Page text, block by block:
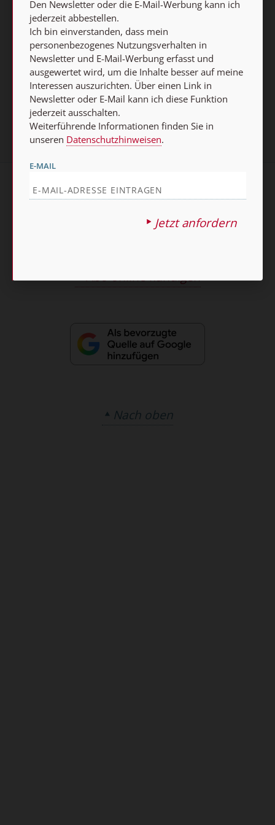
Datenschutzhinweisen.
E-MAIL
Jetzt anmelden
AGB und Widerrufsbelehrung
Impressum
Abo online kündigen
Nach oben
Den Newsletter oder die E-Mail-Werbung kann ich
jederzeit abbestellen.
Ich bin einverstanden, dass mein
personenbezogenes Nutzungsverhalten in
Newsletter und E-Mail-Werbung erfasst und
ausgewertet wird, um die Inhalte besser auf meine
Interessen auszurichten. Über einen Link in
Newsletter oder E-Mail kann ich diese Funktion
jederzeit ausschalten.
Weiterführende Informationen finden Sie in
unseren Datenschutzhinweisen.
E-MAIL
Jetzt anfordern